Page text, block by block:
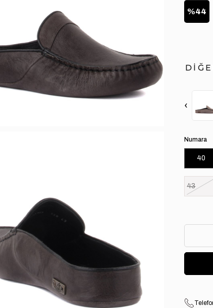
44
‹
Numara
40
43